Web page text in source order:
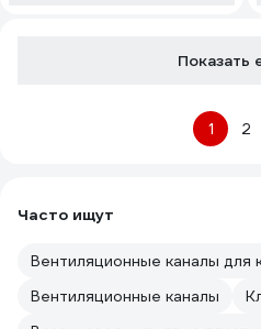
Показать
1 2
Часто ищут
Вентиляционные каналы для
Вентиляционные каналы